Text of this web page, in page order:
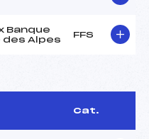
Banque
des Alpes
FFS
Cat.